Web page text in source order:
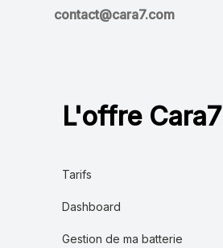
contact@cara7.com
L'offre Cara7
Tarifs
Dashboard
Gestion de ma batterie